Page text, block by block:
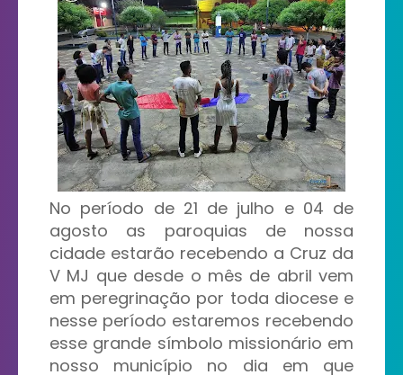
No período de 21 de julho e 04 de
agosto as paroquias de nossa
cidade estarão recebendo a Cruz da
V MJ que desde o mês de abril vem
em peregrinação por toda diocese e
nesse período estaremos recebendo
esse grande símbolo missionário em
nosso município no dia em que